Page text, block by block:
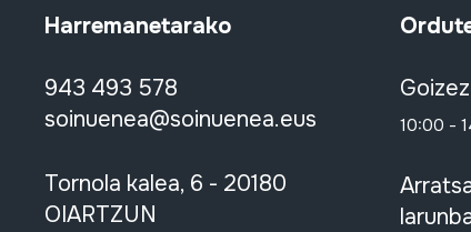
Harremanetarako
943 493 578
soinuenea@soinuenea.eus
Tornola kalea, 6 - 20180
OIARTZUN
10:00 -